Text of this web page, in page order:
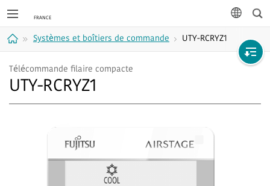
Accueil
Systèmes et boîtiers de commande UTY-RCRYZ1
Télécommande filaire compacte
UTY-RCRYZ1